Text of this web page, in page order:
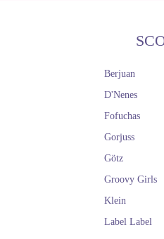
Berjuan
D'Nenes
Fofuchas
Gorjuss
Götz
Groovy Girls
Klein
Label Label